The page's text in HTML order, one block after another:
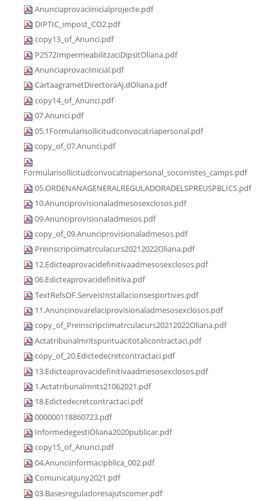
Anunciaprovaciinicialprojecte.pdf
DIPTIC_impost_CO2.pdf
copy13_of_Anunci.pdf
P2572ImpermeabilitzaciDipsitOliana.pdf
Anunciaprovaciinicial.pdf
CartaagrametDirectoraAj.dOliana.pdf
copy14_of_Anunci.pdf
07.Anunci.pdf
05.1Formularisollicitudconvocatriapersonal.pdf
copy_of_07.Anunci.pdf
Formularisollicitudconvocatriapersonal_socorristes_camps.pdf
05.ORDENANAGENERALREGULADORADELSPREUSPBLICS.pdf
10.Anunciprovisionaladmesosexclosos.pdf
09.Anunciprovisionaladmesos.pdf
copy_of_09.Anunciprovisionaladmesos.pdf
Preinscripciimatrculacurs20212022Oliana.pdf
12.Edicteaprovacidefinitivaadmesosexclosos.pdf
06.Edicteaprovacidefinitiva.pdf
TextRefsOF.ServeisInstallacionsesportives.pdf
11.Anuncinovarelaciprovisionaladmesosexclosos.pdf
copy_of_Preinscripciimatrculacurs20212022Oliana.pdf
Actatribunalmritspuntuacitotalicontractaci.pdf
copy_of_20.Edictedecretcontractaci.pdf
13.Edicteaprovacidefinitivaadmesosexclosos.pdf
1.Actatribunalmrits21062021.pdf
18.Edictedecretcontractaci.pdf
000000118860723.pdf
InformedegestiOliana2020publicar.pdf
copy15_of_Anunci.pdf
04.Anunciinformacipblica_002.pdf
Comunicatjuny2021.pdf
03.Basesreguladoresajutscomer.pdf